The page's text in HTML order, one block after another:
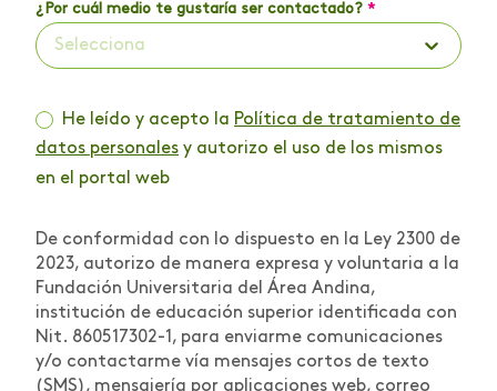
¿Por cuál medio te gustaría ser contactado? *
Selecciona
He leído y acepto la Política de tratamiento de
datos personales y autorizo el uso de los mismos
en el portal web
De conformidad con lo dispuesto en la Ley 2300 de
2023, autorizo de manera expresa y voluntaria a la
Fundación Universitaria del Área Andina,
institución de educación superior identificada con
Nit. 860517302-1, para enviarme comunicaciones
y/o contactarme vía mensajes cortos de texto
(SMS), mensajería por aplicaciones web, correo